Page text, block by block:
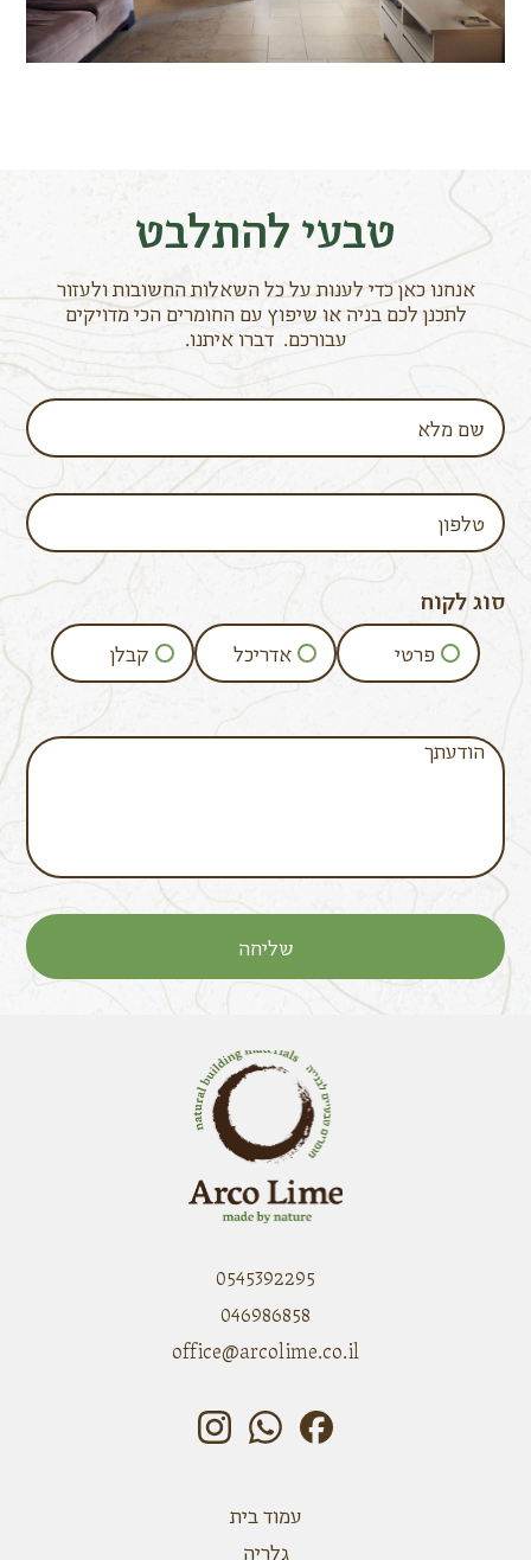
טבעי להתלבט
אנחנו כאן כדי לענות על כל השאלות החשובות ולעזור
לתכנן לכם בניה או שיפוץ עם החומרים הכי מדויקים
עבורכם. דברו איתנו.
סוג לקוח
פרטי אדריכל קבלן
עמוד בית
גלריה
0545392295
046986858
office@arcolime.co.il